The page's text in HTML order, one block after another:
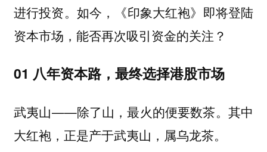
进行投资。 如今，《印象大红袍》即将登陆
资本市场，能否再次吸引资金的关注？
01 八年资本路，最终选择港股市场
武夷山——除了山，最火的便要数茶。其中
大红袍，正是产于武夷山，属乌龙茶。